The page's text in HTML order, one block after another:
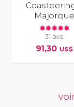
Majorque
31 avis
91,30 US$